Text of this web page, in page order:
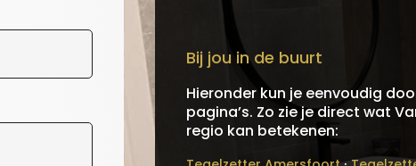
Bij jou in de buurt
Hieronder kun je eenvoudig
pagina’s. Zo zie je direct wat
regio kan betekenen: